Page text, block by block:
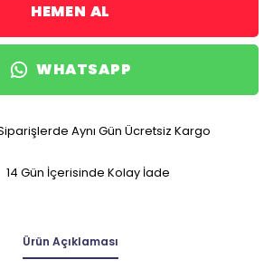
HEMEN AL
WHATSAPP
Aynı Gün Ücretsiz Kargo
14 Gün İçerisinde Kolay İade
Ürün Açıklaması